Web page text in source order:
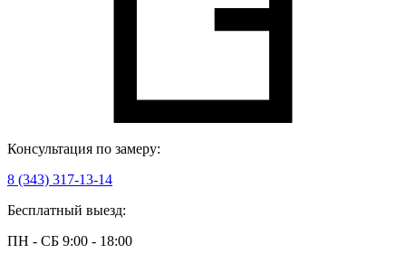
Консультация по замеру:
8 (343) 317-13-14
Бесплатный выезд:
ПН - СБ 9:00 - 18:00